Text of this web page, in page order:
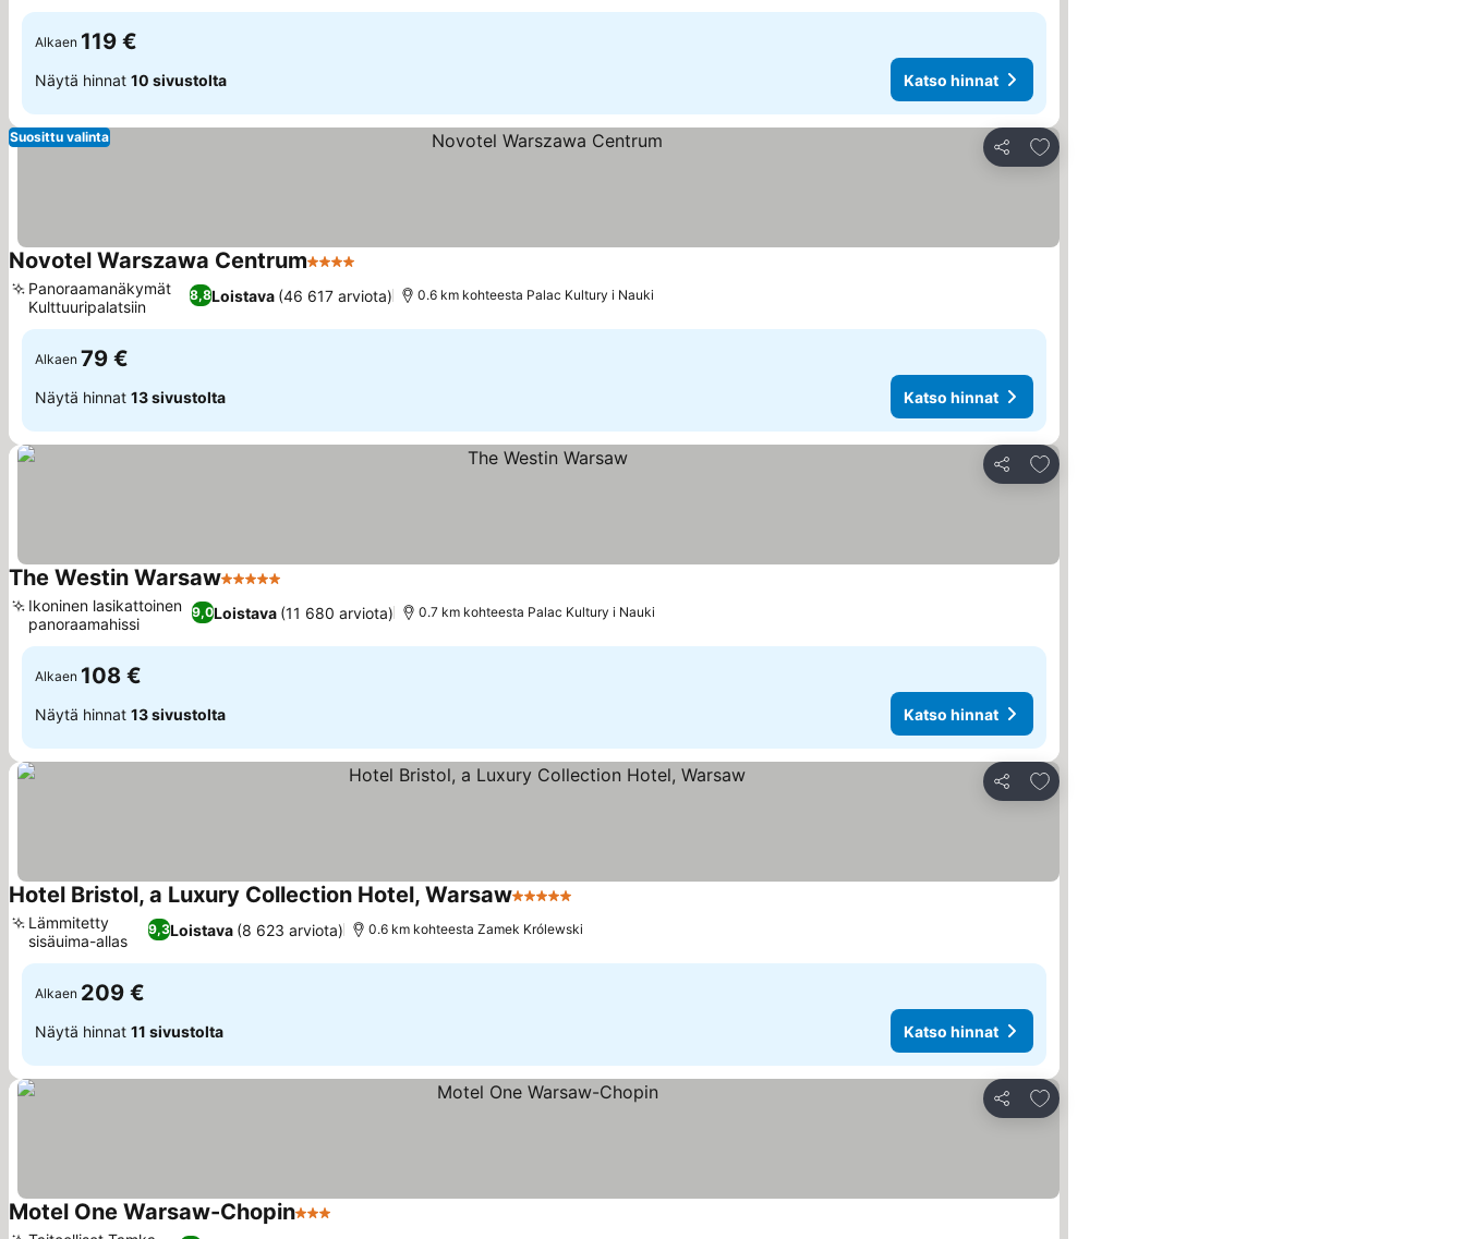
Alkaen 119 €
Näytä hinnat 10 sivustolta Katso hinnat
Jaa
Lisää suosikkeihin
Suosittu valinta
Novotel Warszawa Centrum4 Tähtiluokitus
8,8Loistava (46 617 arviota)
Panoraamanäkymät
Kulttuuripalatsiin
0.6 km kohteesta Palac Kultury i Nauki
Alkaen 79 €
Näytä hinnat 13 sivustolta Katso hinnat
Jaa
Lisää suosikkeihin
The Westin Warsaw5 Tähtiluokitus
9,0Loistava (11 680 arviota)
Ikoninen lasikattoinen
panoraamahissi
0.7 km kohteesta Palac Kultury i Nauki
Alkaen 108 €
Näytä hinnat 13 sivustolta Katso hinnat
Jaa
Lisää suosikkeihin
Hotel Bristol, a Luxury Collection Hotel, Warsaw5 Tähtiluokitus
9,3Loistava (8 623 arviota)
Lämmitetty
sisäuima-allas
0.6 km kohteesta Zamek Królewski
Alkaen 209 €
Näytä hinnat 11 sivustolta Katso hinnat
Jaa
Lisää suosikkeihin
Motel One Warsaw-Chopin3 Tähtiluokitus